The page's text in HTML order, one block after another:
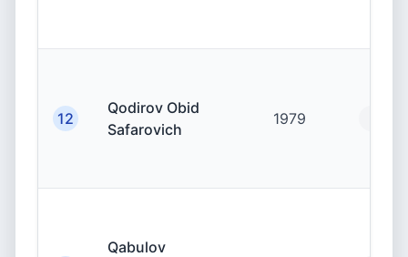
12
Qodirov Obid
Safarovich
1979
Qabulov